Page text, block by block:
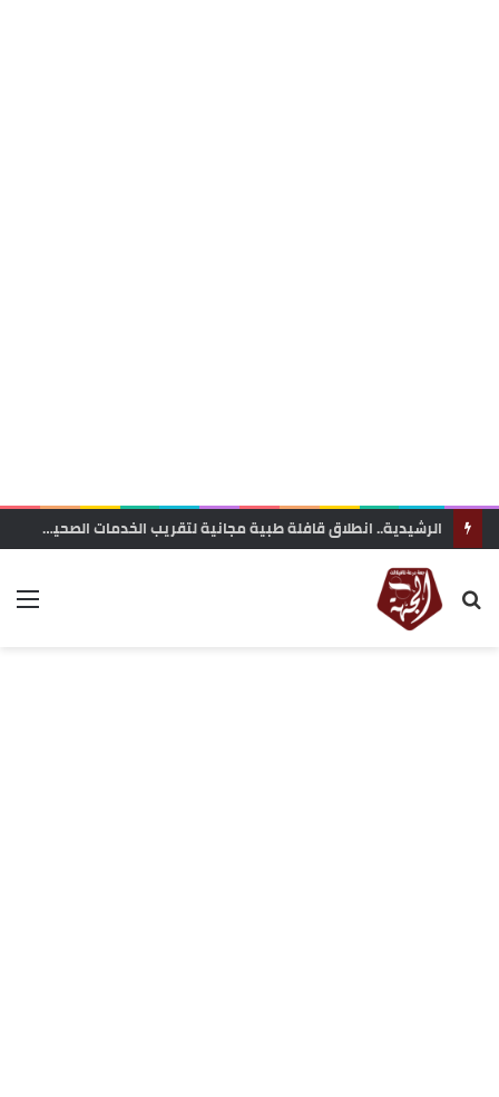
الرشيدية.. انطلاق قافلة طبية مجانية لتقريب الخدمات الصحية من ساكنة تنجداد وفركلة العليا